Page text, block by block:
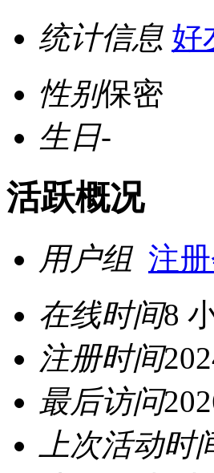
统计信息 好
性别保密
生日-
活跃概况
用户组 注
在线时间8
注册时间
最后访问
上次活动时